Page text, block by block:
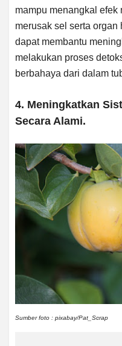
mampu menangkal
merusak sel serta
dapat membantu
melakukan proses
berbahaya dari dalam
4. Meningkatkan
Secara Alami.
Sumber foto : pixabay/Pat_Scrap